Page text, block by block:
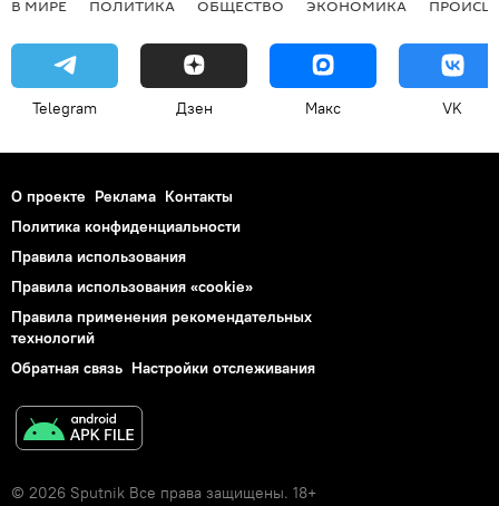
В МИРЕ ПОЛИТИКА ОБЩЕСТВО ЭКОНОМИКА
Telegram Дзен Макс VK
О проекте Реклама Контакты
Политика конфиденциальности
Правила использования
Правила использования «cookie»
Правила применения рекомендательных
технологий
Обратная связь Настройки отслеживания
© 2026 Sputnik Все права защищены. 18+